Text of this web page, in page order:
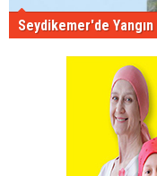
Seydikemer'de